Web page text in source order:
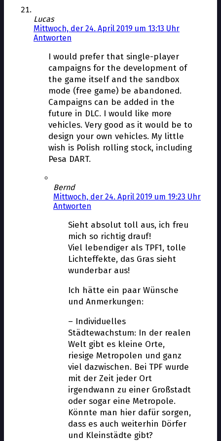
Lucas
Mittwoch, der 24. April 2019 um 13:13 Uhr
Antworten
I would prefer that single-player
campaigns for the development of
the game itself and the sandbox
mode (free game) be abandoned.
Campaigns can be added in the
future in DLC. I would like more
vehicles. Very good as it would be to
design your own vehicles. My little
wish is Polish rolling stock, including
Pesa DART.
Bernd
Mittwoch, der 24. April 2019 um 19:23 Uhr
Antworten
Sieht absolut toll aus, ich freu
mich so richtig drauf!
Viel lebendiger als TPF1, tolle
Lichteffekte, das Gras sieht
wunderbar aus!
Ich hätte ein paar Wünsche
und Anmerkungen:
– Individuelles
Städtewachstum: In der realen
Welt gibt es kleine Orte,
riesige Metropolen und ganz
viel dazwischen. Bei TPF wurde
mit der Zeit jeder Ort
irgendwann zu einer Großstadt
oder sogar eine Metropole.
Könnte man hier dafür sorgen,
dass es auch weiterhin Dörfer
und Kleinstädte gibt?